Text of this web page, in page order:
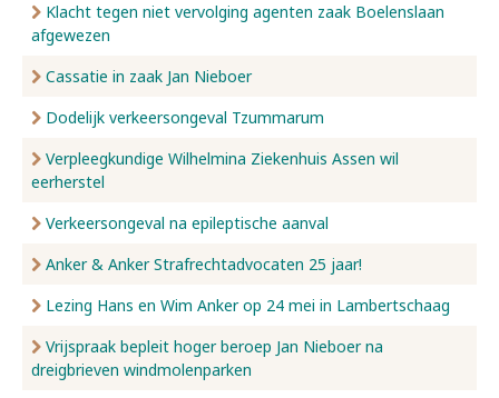
Klacht tegen niet vervolging agenten zaak Boelenslaan
afgewezen
Cassatie in zaak Jan Nieboer
Dodelijk verkeersongeval Tzummarum
Verpleegkundige Wilhelmina Ziekenhuis Assen wil
eerherstel
Verkeersongeval na epileptische aanval
Anker & Anker Strafrechtadvocaten 25 jaar!
Lezing Hans en Wim Anker op 24 mei in Lambertschaag
Vrijspraak bepleit hoger beroep Jan Nieboer na
dreigbrieven windmolenparken